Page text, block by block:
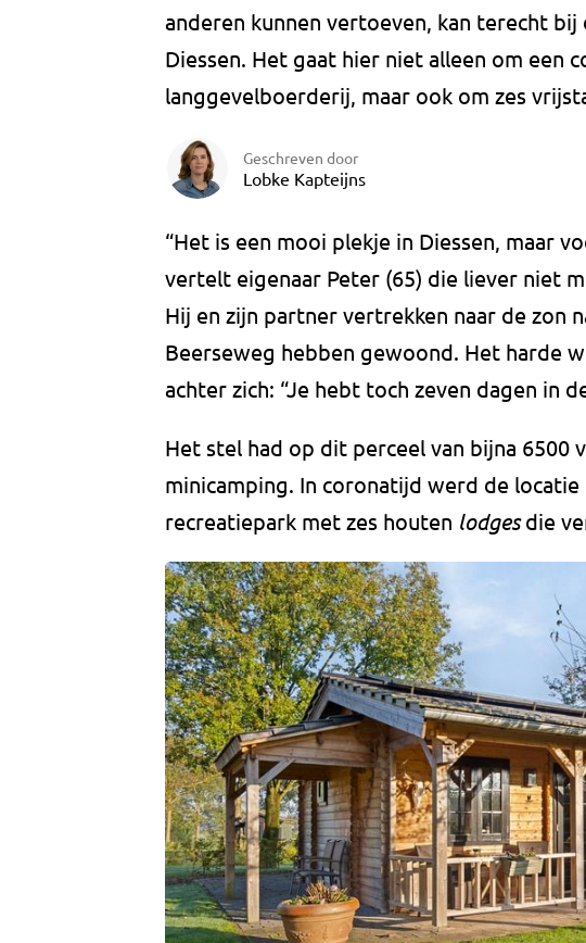
anderen kunnen vertoeven, kan terecht
Diessen. Het gaat hier niet alleen om een
langgevelboerderij, maar ook om zes
Geschreven door
Lobke Kapteijns
“Het is een mooi plekje in Diessen, maar
vertelt eigenaar Peter (65) die liever niet
Hij en zijn partner vertrekken naar de zon
Beerseweg hebben gewoond. Het harde
achter zich: “Je hebt toch zeven dagen in
Het stel had op dit perceel van bijna 6500
minicamping. In coronatijd werd de
recreatiepark met zes houten lodgesdie